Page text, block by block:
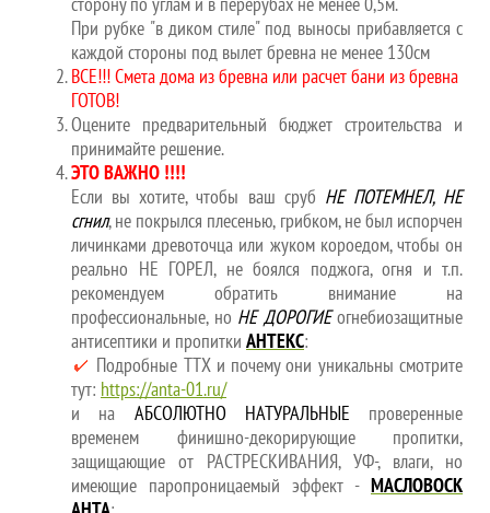
При рубке "в диком стиле" под выносы прибавляется с
каждой стороны под вылет бревна не менее 130см
ВСЕ!!! Смета дома из бревна или расчет бани из бревна
ГОТОВ!
Оцените предварительный бюджет строительства и
принимайте решение.
ЭТО ВАЖНО !!!!
Если вы хотите, чтобы ваш сруб НЕ ПОТЕМНЕЛ, НЕ
сгнил, не покрылся плесенью, грибком, не был испорчен
личинками древоточца или жуком короедом, чтобы он
реально НЕ ГОРЕЛ, не боялся поджога, огня и т.п.
рекомендуем обратить внимание на
профессиональные, но НЕ ДОРОГИЕогнебиозащитные
антисептики и пропитки АНТЕКС:
Подробные ТТХ и почему они уникальны смотрите
тут: https://anta-01.ru/
и на АБСОЛЮТНО НАТУРАЛЬНЫЕ проверенные
временем финишно-декорирующие пропитки,
защищающие от РАСТРЕСКИВАНИЯ, УФ-, влаги, но
имеющие паропроницаемый эффект - МАСЛОВОСК